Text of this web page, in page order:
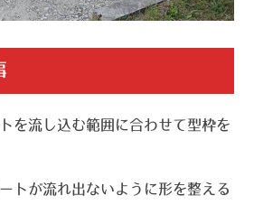
を流し込む範囲に合わせて型枠を
トが流れ出ないように形を整える